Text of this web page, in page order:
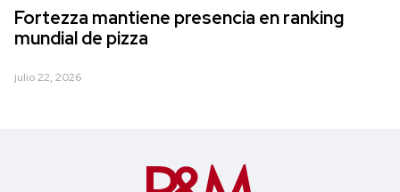
Fortezza mantiene presencia en ranking
mundial de pizza
julio 22, 2026